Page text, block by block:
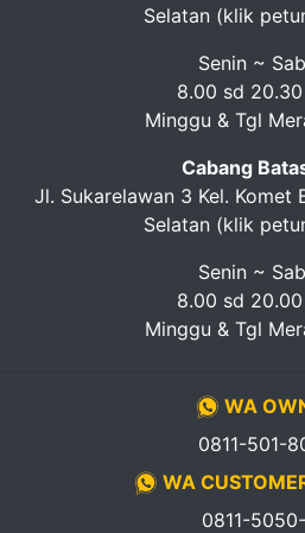
Selatan (klik
Senin ~
8.00 sd 20.30
Minggu & Tgl
Cabang
Jl. Sukarelawan 3 Kel. Komet
Selatan (klik
Senin ~
8.00 sd 20.00
Minggu & Tgl
WA
0811-501-
WA
0811-